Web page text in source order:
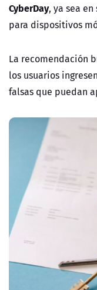
CyberDay, ya sea
para dispositivos
La recomendación
los usuarios
falsas que puedan